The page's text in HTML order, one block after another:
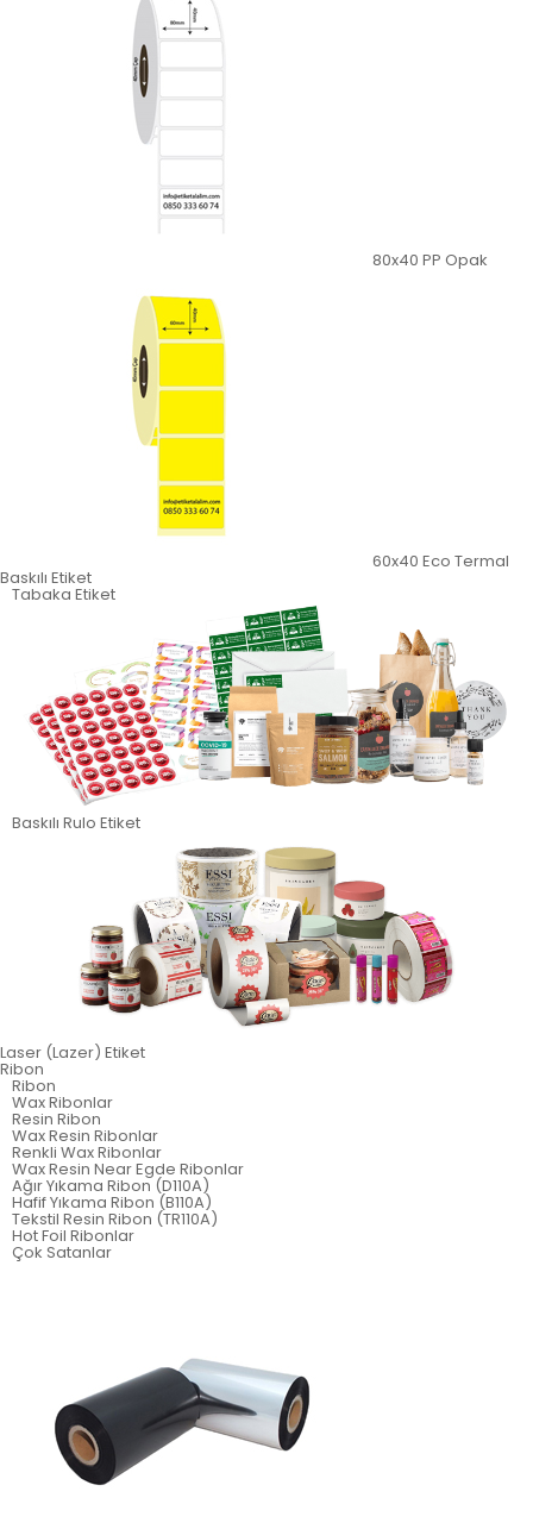
80x40 PP Opak
60x40 Eco Termal
Baskılı Etiket
Tabaka Etiket
Baskılı Rulo Etiket
Laser (Lazer) Etiket
Ribon
Ribon
Wax Ribonlar
Resin Ribon
Wax Resin Ribonlar
Renkli Wax Ribonlar
Wax Resin Near Egde Ribonlar
Ağır Yıkama Ribon (D110A)
Hafif Yıkama Ribon (B110A)
Tekstil Resin Ribon (TR110A)
Hot Foil Ribonlar
Çok Satanlar